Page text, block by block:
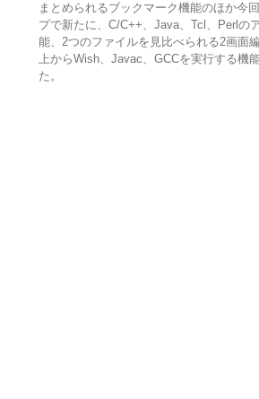
まとめられるブックマーク機能のほか今
プで新たに、C/C++、Java、Tcl、Perlの
能、2つのファイルを見比べられる2画面
上からWish、Javac、GCCを実行する機
た。